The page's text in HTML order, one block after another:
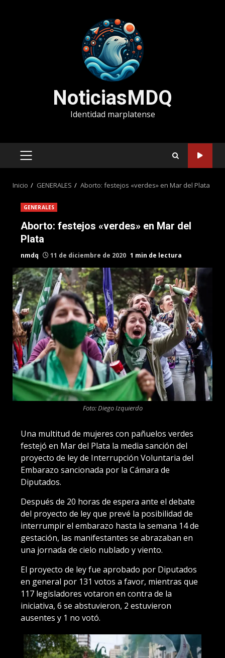
NoticiasMDQ
Identidad marplatense
MENÚ
Inicio GENERALES Aborto: festejos «verdes» en Mar del Plata
GENERALES
Aborto: festejos «verdes» en Mar del
Plata
nmdq 11 de diciembre de 2020 1 min de lectura
Foto: Diego Izquierdo
Una multitud de mujeres con pañuelos verdes
festejó en Mar del Plata la media sanción del
proyecto de ley de Interrupción Voluntaria del
Embarazo sancionada por la Cámara de
Diputados.
Después de 20 horas de espera ante el debate
del proyecto de ley que prevé la posibilidad de
interrumpir el embarazo hasta la semana 14 de
gestación, las manifestantes se abrazaban en
una jornada de cielo nublado y viento.
El proyecto de ley fue aprobado por Diputados
en general por 131 votos a favor, mientras que
117 legisladores votaron en contra de la
iniciativa, 6 se abstuvieron, 2 estuvieron
ausentes y 1 no votó.